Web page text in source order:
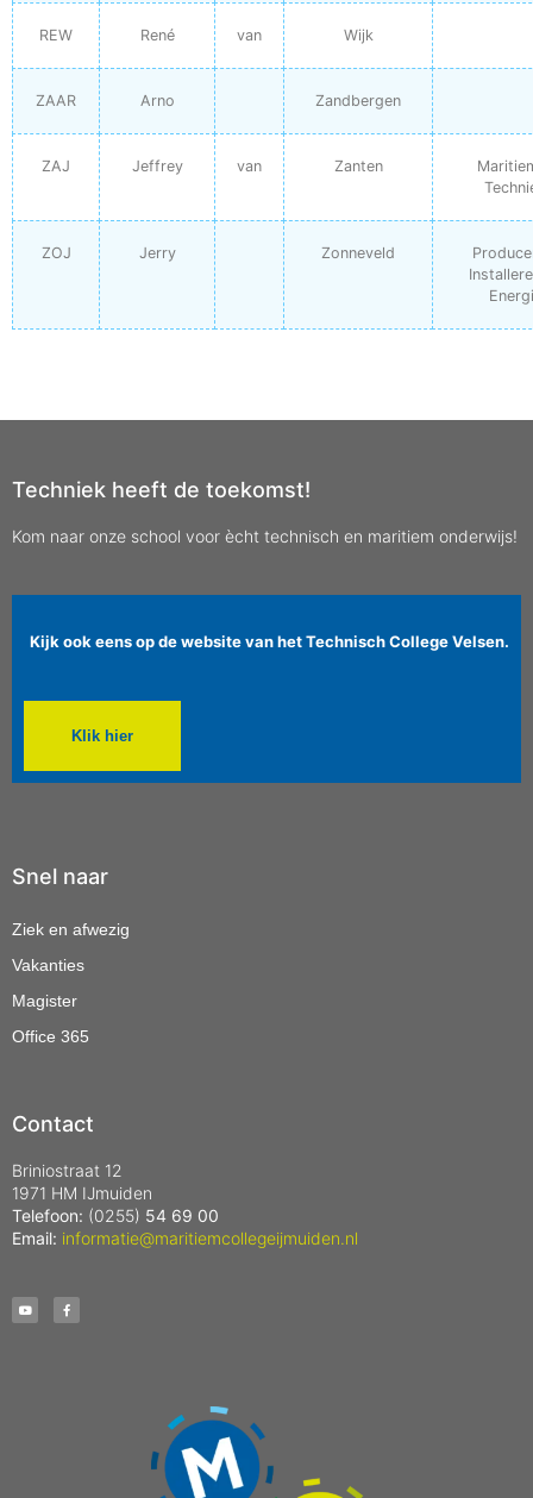
REW René van Wijk
ZAAR Arno Zandbergen
ZAJ Jeffrey van Zanten
ZOJ Jerry Zonneveld
Techniek heeft de toekomst!
Kom naar onze school voor ècht technisch en maritiem onderwijs!
Kijk ook eens op de website van het Technisch College Velsen.
Klik hier
Snel naar
Ziek en afwezig
Vakanties
Magister
Office 365
Contact
Briniostraat 12
1971 HM IJmuiden
Telefoon: (0255) 54 69 00
Email: informatie@maritiemcollegeijmuiden.nl